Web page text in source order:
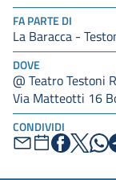
FA PARTE DI
La Baracca -
DOVE
@ Teatro Testoni
Via Matteotti 16
CONDIVIDI